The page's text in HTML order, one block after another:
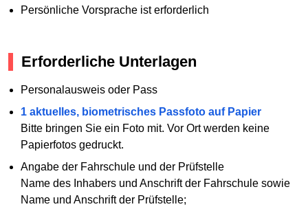
Persönliche Vorsprache ist erforderlich
Erforderliche Unterlagen
Personalausweis oder Pass
1 aktuelles, biometrisches Passfoto auf Papier
Bitte bringen Sie ein Foto mit. Vor Ort werden keine
Papierfotos gedruckt.
Angabe der Fahrschule und der Prüfstelle
Name des Inhabers und Anschrift der Fahrschule sowie
Name und Anschrift der Prüfstelle;